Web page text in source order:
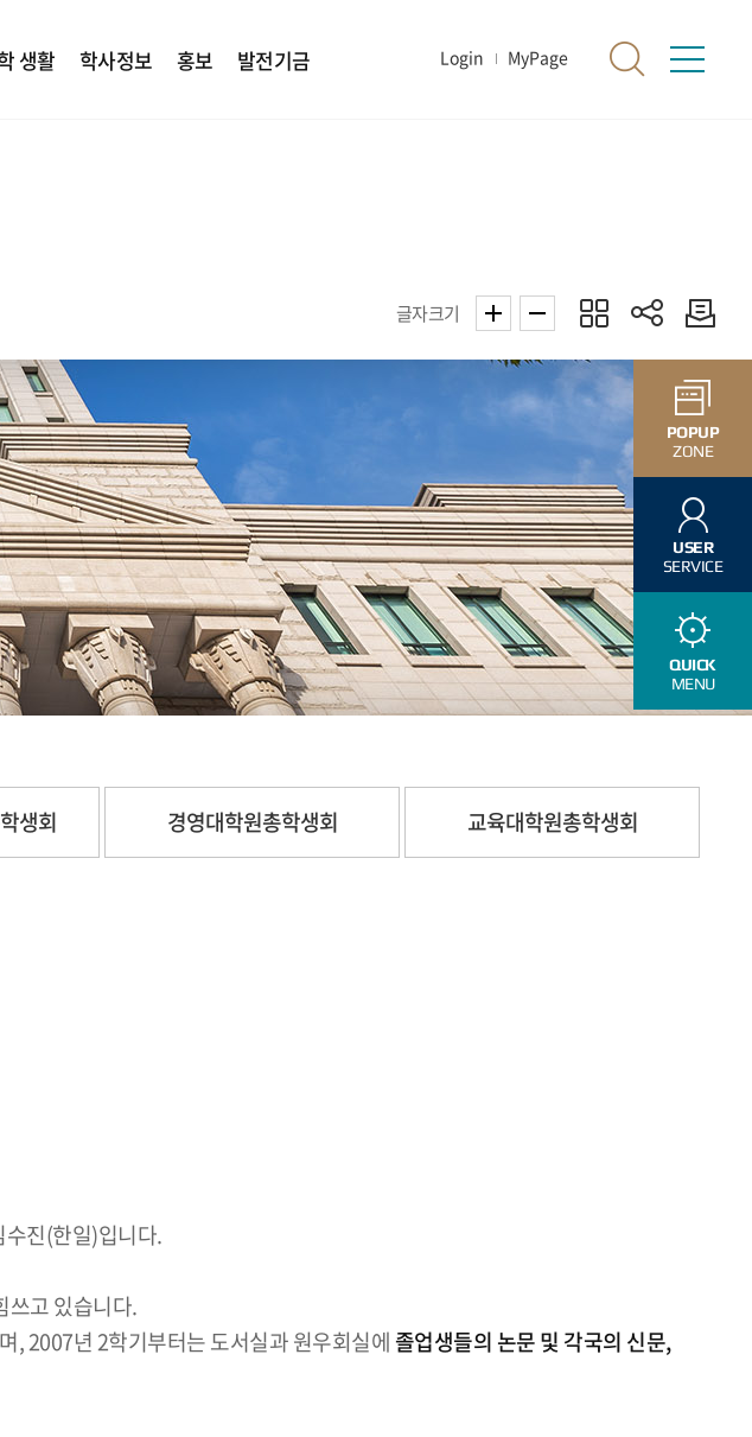
생활 학사정보 홍보 발전기금 Login MyPage
POPUP
ZONE
USER
SERVICE
QUICK
MENU
글자크기
생회 경영대학원총학생회 교육대학원총학생회
진(한일)입니다.
쓰고 있습니다.
, 2007년 2학기부터는 도서실과 원우회실에졸업생들의 논문 및 각국의 신문,